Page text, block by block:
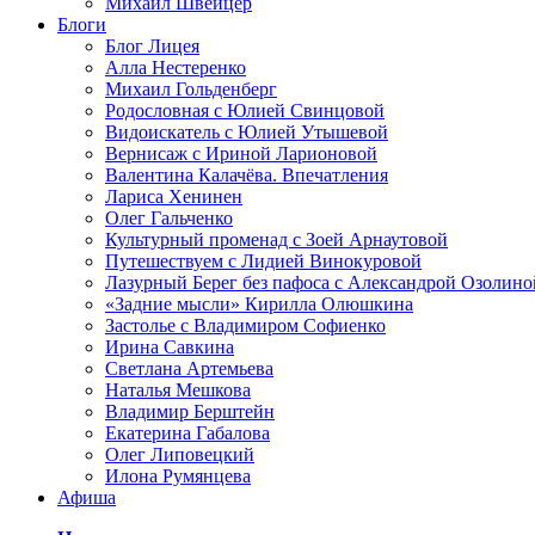
Блоги
Блог Лицея
Алла Нестеренко
Михаил Гольденберг
Родословная с Юлией Свинцовой
Видоискатель с Юлией Утышевой
Вернисаж с Ириной Ларионовой
Валентина Калачёва. Впечатления
Лариса Хенинен
Олег Гальченко
Культурный променад с Зоей Арнаутовой
Путешествуем с Лидией Винокуровой
Лазурный Берег без пафоса с Александрой
«Задние мысли» Кирилла Олюшкина
Застолье с Владимиром Софиенко
Ирина Савкина
Светлана Артемьева
Наталья Мешкова
Владимир Берштейн
Екатерина Габалова
Олег Липовецкий
Илона Румянцева
Афиша